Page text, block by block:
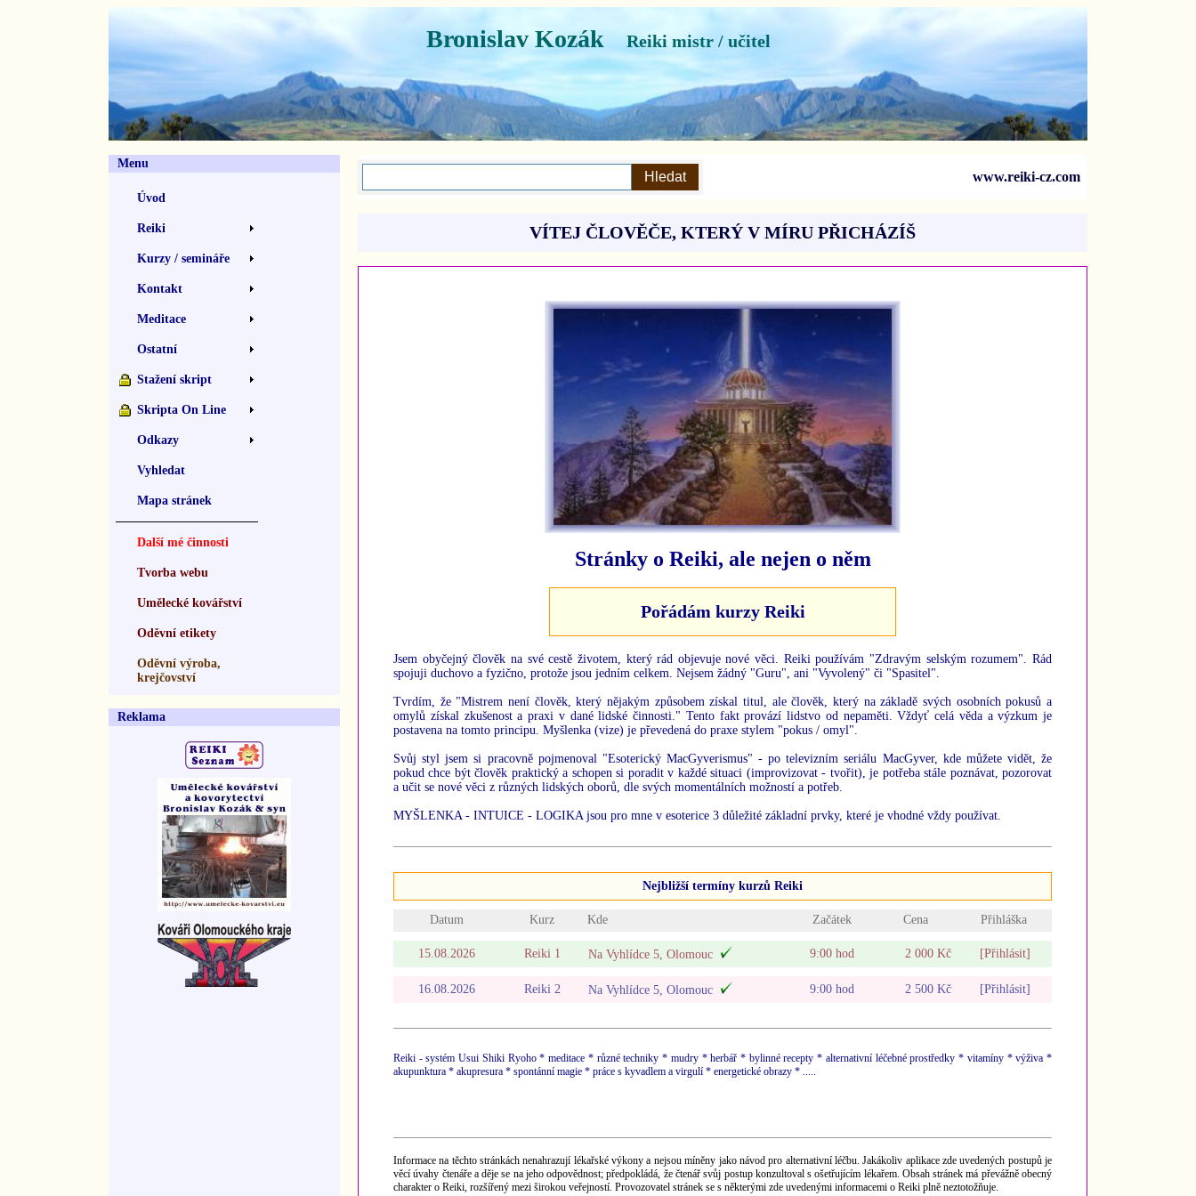
Bronislav Kozák Reiki mistr / učitel
Menu
Úvod
Reiki
Kurzy / semináře
Kontakt
Meditace
Ostatní
Stažení skript
Skripta On Line
Odkazy
Vyhledat
Mapa stránek
Další mé činnosti
Tvorba webu
Umělecké kovářství
Oděvní etikety
Oděvní výroba,
krejčovství
Reklama
www.reiki-cz.com
VÍTEJ ČLOVĚČE, KTERÝ V MÍRU PŘICHÁZÍŠ
Stránky o Reiki, ale nejen o něm
Pořádám kurzy Reiki
Jsem obyčejný člověk na své cestě životem, který rád objevuje nové věci. Reiki používám "Zdravým selským rozumem". Rád
spojuji duchovo a fyzično, protože jsou jedním celkem. Nejsem žádný "Guru", ani "Vyvolený" či "Spasitel".
Tvrdím, že "Mistrem není člověk, který nějakým způsobem získal titul, ale člověk, který na základě svých osobních pokusů a
omylů získal zkušenost a praxi v dané lidské činnosti." Tento fakt provází lidstvo od nepaměti. Vždyť celá věda a výzkum je
postavena na tomto principu. Myšlenka (vize) je převedená do praxe stylem "pokus / omyl".
Svůj styl jsem si pracovně pojmenoval "Esoterický MacGyverismus" - po televizním seriálu MacGyver, kde můžete vidět, že
pokud chce být člověk praktický a schopen si poradit v každé situaci (improvizovat - tvořit), je potřeba stále poznávat, pozorovat
a učit se nové věci z různých lidských oborů, dle svých momentálních možností a potřeb.
MYŠLENKA - INTUICE - LOGIKA jsou pro mne v esoterice 3 důležité základní prvky, které je vhodné vždy používat.
Nejbližší termíny kurzů Reiki
Datum Kurz Kde Začátek Cena Přihláška
15.08.2026 Reiki 1 Na Vyhlídce 5, Olomouc 9:00 hod 2 000 Kč [Přihlásit]
16.08.2026 Reiki 2 Na Vyhlídce 5, Olomouc 9:00 hod 2 500 Kč [Přihlásit]
Reiki - systém Usui Shiki Ryoho * meditace * různé techniky * mudry * herbář * bylinné recepty * alternativní léčebné prostředky * vitamíny * výživa *
akupunktura * akupresura * spontánní magie * práce s kyvadlem a virgulí * energetické obrazy * .....
Informace na těchto stránkách nenahrazují lékařské výkony a nejsou míněny jako návod pro alternativní léčbu. Jakákoliv aplikace zde uvedených postupů je
věcí úvahy čtenáře a děje se na jeho odpovědnost; předpokládá, že čtenář svůj postup konzultoval s ošetřujícím lékařem. Obsah stránek má převážně obecný
charakter o Reiki, rozšířený mezi širokou veřejností. Provozovatel stránek se s některými zde uvedenými informacemi o Reiki plně neztotožňuje.